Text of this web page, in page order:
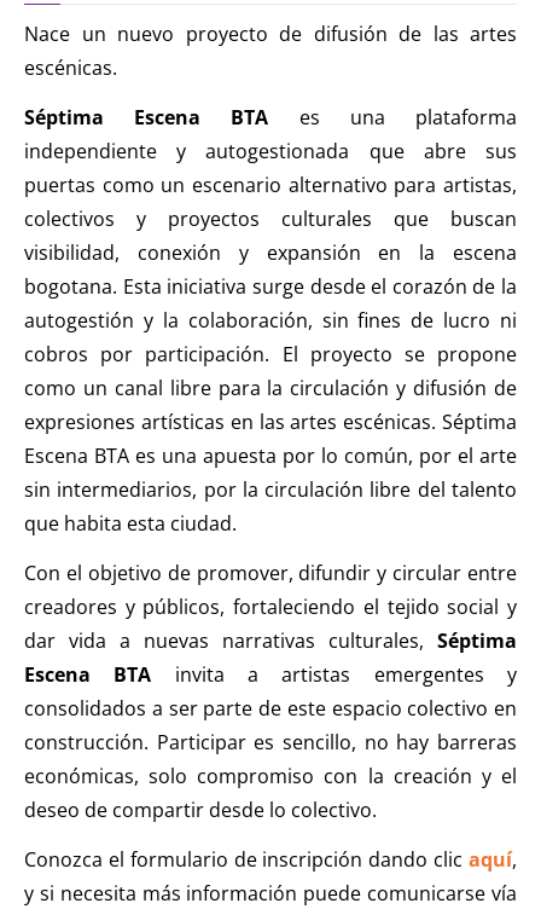
Nace un nuevo proyecto de difusión de las artes
escénicas.
Séptima Escena BTA es una plataforma
independiente y autogestionada que abre sus
puertas como un escenario alternativo para artistas,
colectivos y proyectos culturales que buscan
visibilidad, conexión y expansión en la escena
bogotana. Esta iniciativa surge desde el corazón de la
autogestión y la colaboración, sin fines de lucro ni
cobros por participación. El proyecto se propone
como un canal libre para la circulación y difusión de
expresiones artísticas en las artes escénicas. Séptima
Escena BTA es una apuesta por lo común, por el arte
sin intermediarios, por la circulación libre del talento
que habita esta ciudad.
Con el objetivo de promover, difundir y circular entre
creadores y públicos, fortaleciendo el tejido social y
dar vida a nuevas narrativas culturales, Séptima
Escena BTA invita a artistas emergentes y
consolidados a ser parte de este espacio colectivo en
construcción. Participar es sencillo, no hay barreras
económicas, solo compromiso con la creación y el
deseo de compartir desde lo colectivo.
Conozca el formulario de inscripción dando clic aquí,
y si necesita más información puede comunicarse vía